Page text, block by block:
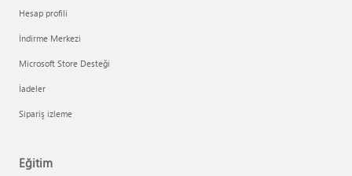
Hesap profili
İndirme Merkezi
Microsoft Store Desteği
İadeler
Sipariş izleme
Eğitim